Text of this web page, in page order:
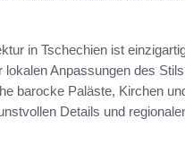
in Tschechien ist
lokalen Anpassungen des
barocke Paläste, Kirchen
Details und